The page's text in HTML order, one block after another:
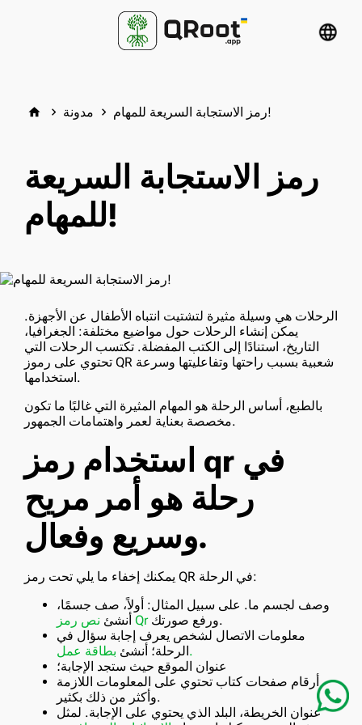
language
home keyboard_arrow_right مدونة keyboard_arrow_right رمز الاستجابة السريعة للمهام!
رمز الاستجابة السريعة
للمهام!
الرحلات هي وسيلة مثيرة لتشتيت انتباه الأطفال عن الأجهزة.
يمكن إنشاء الرحلات حول مواضيع مختلفة: الجغرافيا،
التاريخ، استنادًا إلى الكتب المفضلة. تكتسب الرحلات التي
تحتوي على رموز QR شعبية بسبب راحتها وتفاعليتها وسرعة
استخدامها.
بالطبع، أساس الرحلة هو المهام المثيرة التي غالبًا ما تكون
مخصصة بعناية لعمر واهتمامات الجمهور.
استخدام رمز qr في
رحلة هو أمر مريح
وسريع وفعال.
يمكنك إخفاء ما يلي تحت رمز QR في الرحلة:
وصف لجسم ما. على سبيل المثال: أولاً، صف جسمًا،
أنشئ نص رمز Qr
ورفع صورتك.
معلومات الاتصال لشخص يعرف إجابة سؤال في
الرحلة؛ أنشئبطاقة عمل.
عنوان الموقع حيث ستجد الإجابة؛
أرقام صفحات كتاب تحتوي على المعلومات اللازمة
وأكثر من ذلك بكثير.
عنوان الخريطة، البلد الذي يحتوي على الإجابة. لمثل